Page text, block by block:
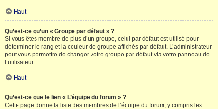
Haut
Qu’est-ce qu’un « Groupe par défaut » ?
Si vous êtes membre de plus d’un groupe, celui par défaut est utilisé pour
déterminer le rang et la couleur de groupe affichés par défaut. L’administrateur
peut vous permettre de changer votre groupe par défaut via votre panneau de
l’utilisateur.
Haut
Qu’est-ce que le lien « L’équipe du forum » ?
Cette page donne la liste des membres de l’équipe du forum, y compris les